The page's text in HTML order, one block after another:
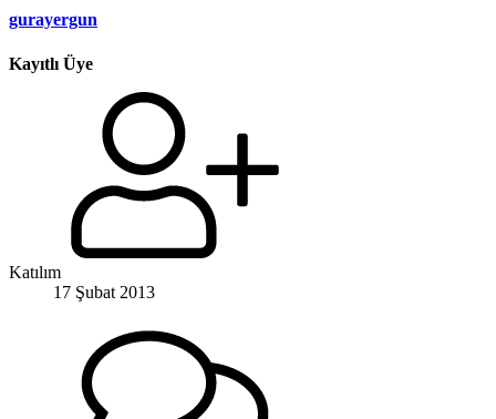
gurayergun
Kayıtlı Üye
Katılım
17 Şubat 2013